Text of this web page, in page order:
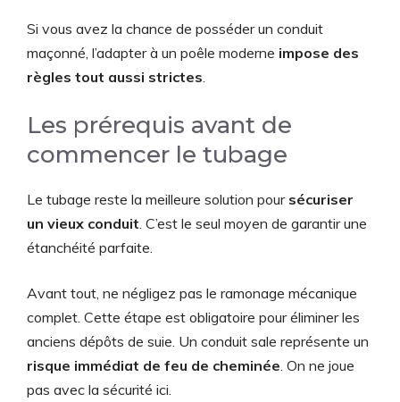
Si vous avez la chance de posséder un conduit
maçonné, l’adapter à un poêle moderne impose des
règles tout aussi strictes
Les prérequis avant de
commencer le tubage
Le tubage reste la meilleure solution pour sécuriser
un vieux conduit . C’est le seul moyen de garantir une
étanchéité parfaite.
Avant tout, ne négligez pas le ramonage mécanique
complet. Cette étape est obligatoire pour éliminer les
anciens dépôts de suie. Un conduit sale représente un
risque immédiat de feu de cheminée . On ne joue
pas avec la sécurité ici.